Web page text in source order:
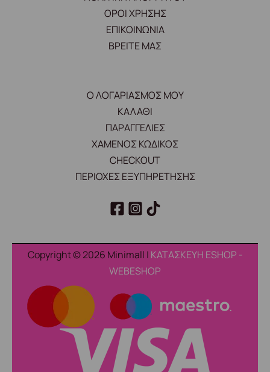
ΟΡΟΙ ΧΡΗΣΗΣ
ΕΠΙΚΟΙΝΩΝΙΑ
ΒΡΕΙΤΕ ΜΑΣ
Ο ΛΟΓΑΡΙΑΣΜΟΣ ΜΟΥ
ΚΑΛΑΘΙ
ΠΑΡΑΓΓΕΛΙΕΣ
ΧΑΜΕΝΟΣ ΚΩΔΙΚΟΣ
CHECKOUT
ΠΕΡΙΟΧΕΣ ΕΞΥΠΗΡΕΤΗΣΗΣ
Copyright © 2026 Minimall | ΚΑΤΑΣΚΕΥΗ ESHOP -
WEBESHOP